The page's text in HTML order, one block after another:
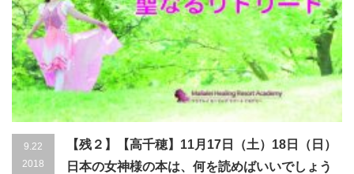
9.22
2018
【残２】【高千穂】11月17日（土）18日（日）
日本の女神様の本は、何を読めばいいでしょう